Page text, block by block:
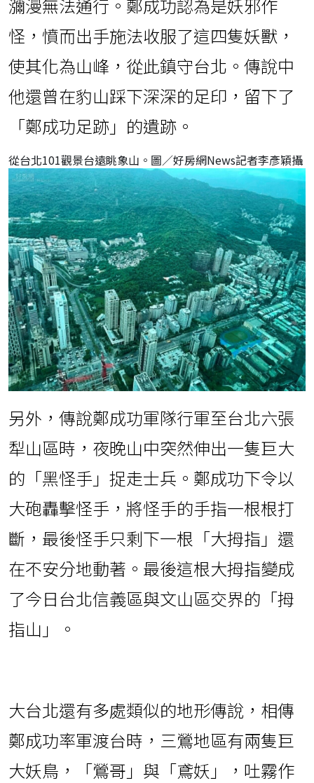
瀰漫無法通行。鄭成功認為是妖邪作
怪，憤而出手施法收服了這四隻妖獸，
使其化為山峰，從此鎮守台北。傳說中
他還曾在豹山踩下深深的足印，留下了
「鄭成功足跡」的遺跡。
從台北101觀景台遠眺象山。圖／好房網News記者李彥穎攝
另外，傳說鄭成功軍隊行軍至台北六張
犁山區時，夜晚山中突然伸出一隻巨大
的「黑怪手」捉走士兵。鄭成功下令以
大砲轟擊怪手，將怪手的手指一根根打
斷，最後怪手只剩下一根「大拇指」還
在不安分地動著。最後這根大拇指變成
了今日台北信義區與文山區交界的「拇
指山」。
大台北還有多處類似的地形傳說，相傳
鄭成功率軍渡台時，三鶯地區有兩隻巨
大妖鳥，「鶯哥」與「鳶妖」，吐霧作